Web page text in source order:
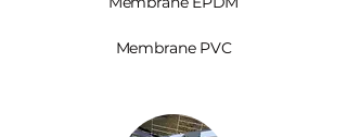
Membrane PVC